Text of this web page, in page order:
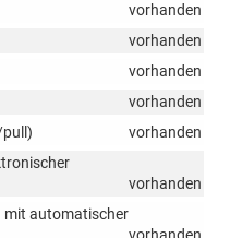
vorhanden
vorhanden
vorhanden
vorhanden
pull)
vorhanden
vorhanden
mit automatischer